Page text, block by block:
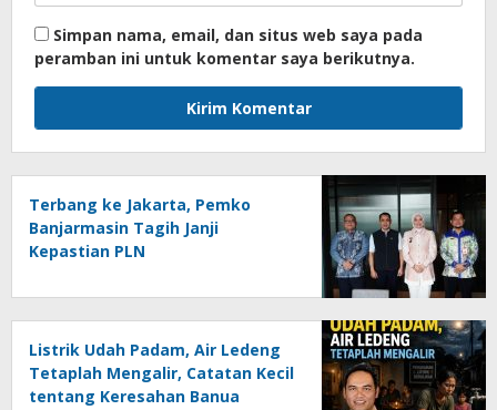
Simpan nama, email, dan situs web saya pada
peramban ini untuk komentar saya berikutnya.
Terbang ke Jakarta, Pemko
Banjarmasin Tagih Janji
Kepastian PLN
Listrik Udah Padam, Air Ledeng
Tetaplah Mengalir, Catatan Kecil
tentang Keresahan Banua